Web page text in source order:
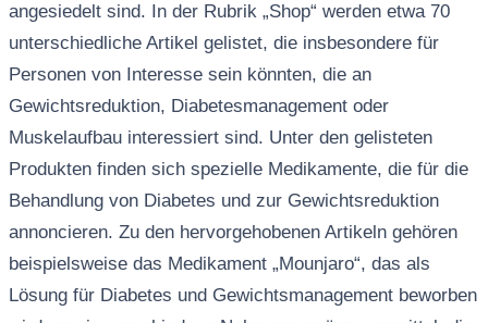
angesiedelt sind. In der Rubrik „Shop“ werden etwa 70
unterschiedliche Artikel gelistet, die insbesondere für
Personen von Interesse sein könnten, die an
Gewichtsreduktion, Diabetesmanagement oder
Muskelaufbau interessiert sind. Unter den gelisteten
Produkten finden sich spezielle Medikamente, die für die
Behandlung von Diabetes und zur Gewichtsreduktion
annoncieren. Zu den hervorgehobenen Artikeln gehören
beispielsweise das Medikament „Mounjaro“, das als
Lösung für Diabetes und Gewichtsmanagement beworben